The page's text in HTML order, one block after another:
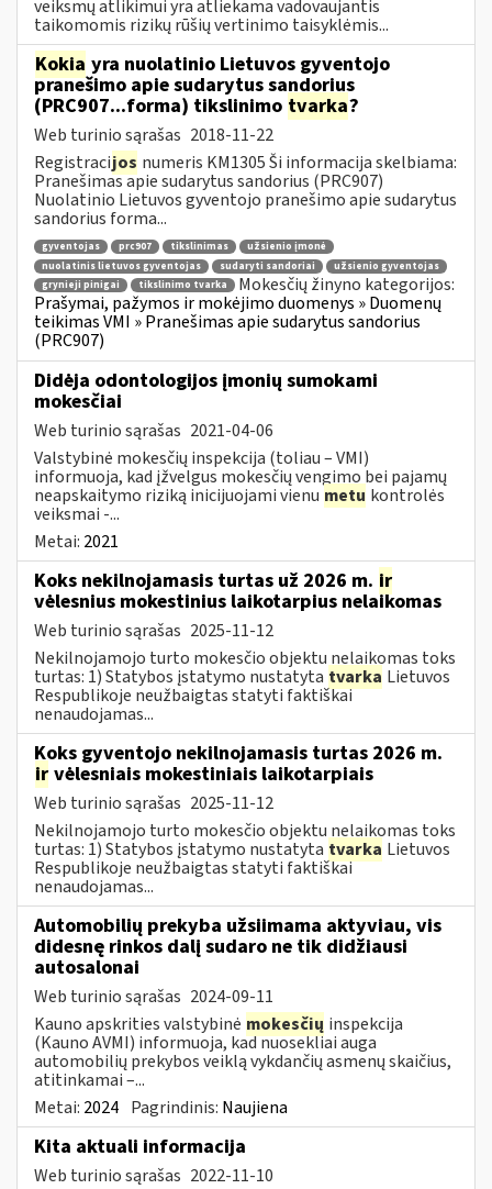
veiksmų atlikimui yra atliekama vadovaujantis
taikomomis rizikų rūšių vertinimo taisyklėmis...
Kokia yra nuolatinio Lietuvos gyventojo
pranešimo apie sudarytus sandorius
(PRC907...forma) tikslinimo tvarka?
Web turinio sąrašas 2018-11-22
Registracijos numeris KM1305 Ši informacija skelbiama:
Pranešimas apie sudarytus sandorius (PRC907)
Nuolatinio Lietuvos gyventojo pranešimo apie sudarytus
sandorius forma...
gyventojas prc907 tikslinimas
užsienio įmonė
nuolatinis lietuvos gyventojas
sudaryti sandoriai
užsienio gyventojas
grynieji pinigai
tikslinimo tvarka
Mokesčių žinyno kategorijos:
Prašymai, pažymos ir mokėjimo duomenys » Duomenų
teikimas VMI » Pranešimas apie sudarytus sandorius
(PRC907)
Didėja odontologijos įmonių sumokami
mokesčiai
Web turinio sąrašas 2021-04-06
Valstybinė mokesčių inspekcija (toliau – VMI)
informuoja, kad įžvelgus mokesčių vengimo bei pajamų
neapskaitymo riziką inicijuojami vienu metu kontrolės
veiksmai -...
Metai: 2021
Koks nekilnojamasis turtas už 2026 m. ir
vėlesnius mokestinius laikotarpius nelaikomas
Web turinio sąrašas 2025-11-12
Nekilnojamojo turto mokesčio objektu nelaikomas toks
turtas: 1) Statybos įstatymo nustatyta tvarka Lietuvos
Respublikoje neužbaigtas statyti faktiškai
nenaudojamas...
Koks gyventojo nekilnojamasis turtas 2026 m.
ir vėlesniais mokestiniais laikotarpiais
Web turinio sąrašas 2025-11-12
Nekilnojamojo turto mokesčio objektu nelaikomas toks
turtas: 1) Statybos įstatymo nustatyta tvarka Lietuvos
Respublikoje neužbaigtas statyti faktiškai
nenaudojamas...
Automobilių prekyba užsiimama aktyviau, vis
didesnę rinkos dalį sudaro ne tik didžiausi
autosalonai
Web turinio sąrašas 2024-09-11
Kauno apskrities valstybinė mokesčių inspekcija
(Kauno AVMI) informuoja, kad nuosekliai auga
automobilių prekybos veiklą vykdančių asmenų skaičius,
atitinkamai –...
Metai: 2024 Pagrindinis: Naujiena
Kita aktuali informacija
Web turinio sąrašas 2022-11-10